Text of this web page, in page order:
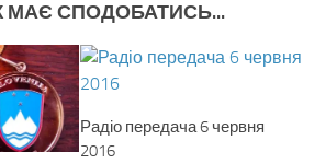
МАЄ СПОДОБАТИСЬ...
Радіо передача 6 червня
2016